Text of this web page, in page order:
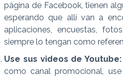
página de Facebook, tienen
esperando que allí van a
aplicaciones, encuestas,
siempre lo tengan como
Use sus videos de Youtube:
como canal promocional,